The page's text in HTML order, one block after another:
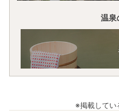
温泉
※掲載してい